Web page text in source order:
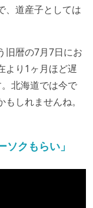
、道産子としては
旧暦の7月7日にお
より1ヶ月ほど遅
北海道では今で
しれませんね。
クもらい」